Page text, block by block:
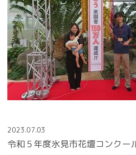
2023.07.03
令和５年度氷見市花壇コンクー